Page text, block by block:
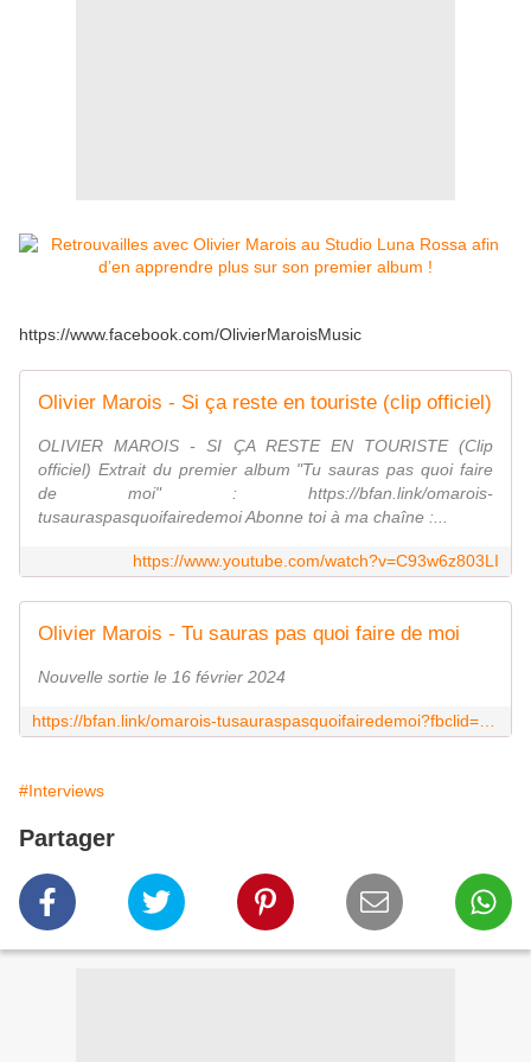
https://www.facebook.com/OlivierMaroisMusic
Olivier Marois - Si ça reste en touriste (clip officiel)
OLIVIER MAROIS - SI ÇA RESTE EN TOURISTE (Clip
officiel) Extrait du premier album "Tu sauras pas quoi faire
de moi" : https://bfan.link/omarois-
tusauraspasquoifairedemoi Abonne toi à ma chaîne :...
https://www.youtube.com/watch?v=C93w6z803LI
Olivier Marois - Tu sauras pas quoi faire de moi
Nouvelle sortie le 16 février 2024
#Interviews
Partager